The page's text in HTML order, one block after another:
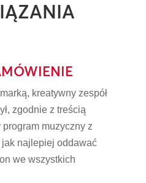
kreatywny zespół
zgodnie z treścią
muzyczny z
jak najlepiej oddawać
we wszystkich